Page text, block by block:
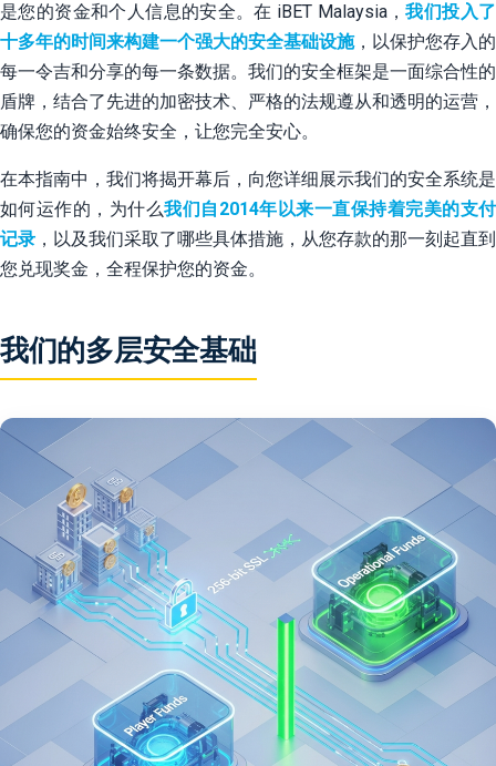
是您的资金和个人信息的安全。在 iBET Malaysia，我们投入了
十多年的时间来构建一个强大的安全基础设施，以保护您存入的
每一令吉和分享的每一条数据。我们的安全框架是一面综合性的
盾牌，结合了先进的加密技术、严格的法规遵从和透明的运营，
确保您的资金始终安全，让您完全安心。
在本指南中，我们将揭开幕后，向您详细展示我们的安全系统是
如何运作的，为什么我们自2014年以来一直保持着完美的支付
记录 ，以及我们采取了哪些具体措施，从您存款的那一刻起直到
您兑现奖金，全程保护您的资金。
我们的多层安全基础